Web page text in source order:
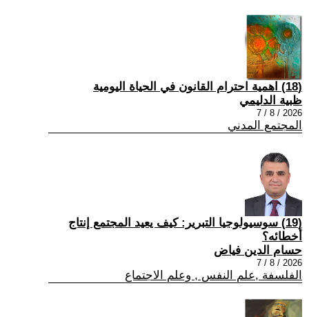
(18) اهمية احترام القانون في الحياة اليومية
ظبية الدليمي
2026 / 8 / 7
المجتمع المدني
(19) سوسيولوجيا التبرير: كيف يعيد المجتمع إنتاج
أخطائه؟
حسام الدين فياض
2026 / 8 / 7
الفلسفة ,علم النفس , وعلم الاجتماع